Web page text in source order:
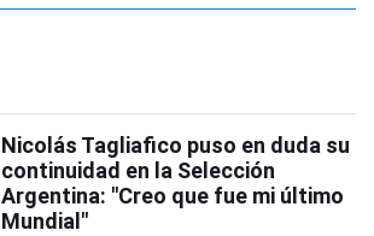
Nicolás Tagliafico puso en duda su
continuidad en la Selección
Argentina: "Creo que fue mi último
Mundial"